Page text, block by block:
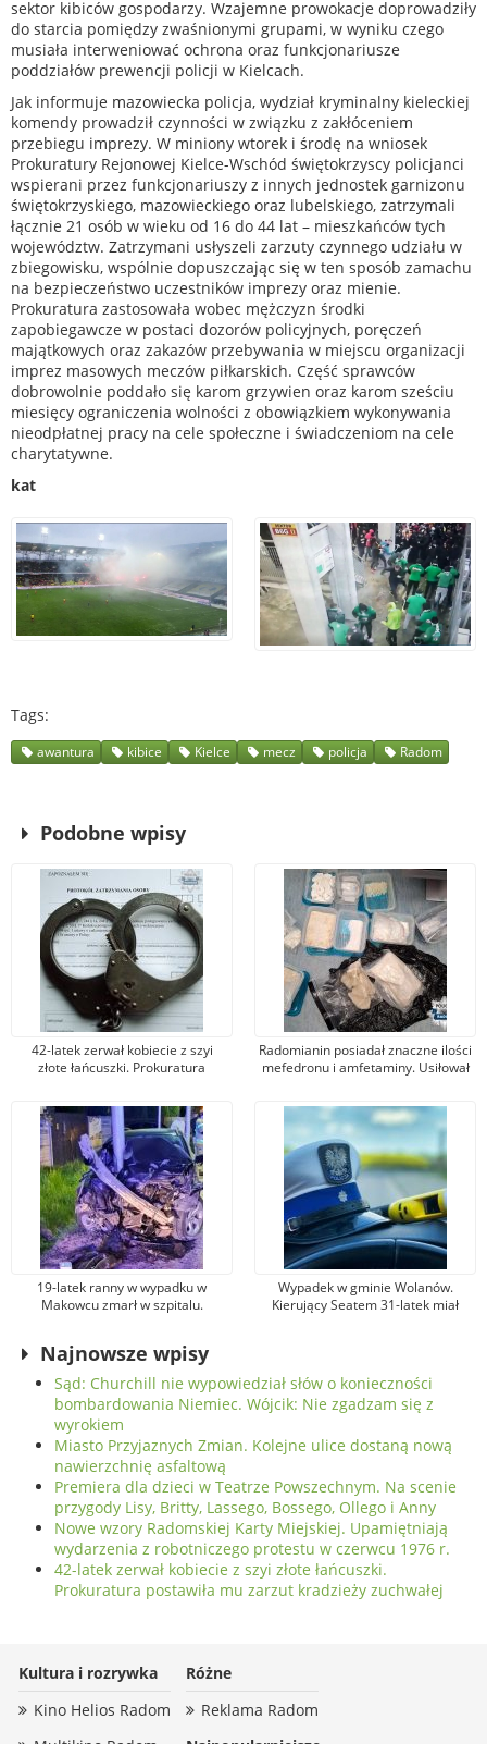
sektor kibiców gospodarzy. Wzajemne prowokacje doprowadziły
do starcia pomiędzy zwaśnionymi grupami, w wyniku czego
musiała interweniować ochrona oraz funkcjonariusze
poddziałów prewencji policji w Kielcach.
Jak informuje mazowiecka policja, wydział kryminalny kieleckiej
komendy prowadził czynności w związku z zakłóceniem
przebiegu imprezy. W miniony wtorek i środę na wniosek
Prokuratury Rejonowej Kielce-Wschód świętokrzyscy policjanci
wspierani przez funkcjonariuszy z innych jednostek garnizonu
świętokrzyskiego, mazowieckiego oraz lubelskiego, zatrzymali
łącznie 21 osób w wieku od 16 do 44 lat – mieszkańców tych
województw. Zatrzymani usłyszeli zarzuty czynnego udziału w
zbiegowisku, wspólnie dopuszczając się w ten sposób zamachu
na bezpieczeństwo uczestników imprezy oraz mienie.
Prokuratura zastosowała wobec mężczyzn środki
zapobiegawcze w postaci dozorów policyjnych, poręczeń
majątkowych oraz zakazów przebywania w miejscu organizacji
imprez masowych meczów piłkarskich. Część sprawców
dobrowolnie poddało się karom grzywien oraz karom sześciu
miesięcy ograniczenia wolności z obowiązkiem wykonywania
nieodpłatnej pracy na cele społeczne i świadczeniom na cele
charytatywne.
kat
Tags
awantura kibice Kielce mecz policja Radom
Podobne wpisy
42-latek zerwał kobiecie z szyi
złote łańcuszki. Prokuratura
zuchwałej
Radomianin posiadał znaczne ilości
mefedronu i amfetaminy. Usiłował
19-latek ranny w wypadku w
Makowcu zmarł w szpitalu.
Wypadek w gminie Wolanów.
Kierujący Seatem 31-latek miał
Najnowsze wpisy
Sąd: Churchill nie wypowiedział słów o konieczności
bombardowania Niemiec. Wójcik: Nie zgadzam się z
wyrokiem
Miasto Przyjaznych Zmian. Kolejne ulice dostaną nową
nawierzchnię asfaltową
Premiera dla dzieci w Teatrze Powszechnym. Na scenie
przygody Lisy, Britty, Lassego, Bossego, Ollego i Anny
Nowe wzory Radomskiej Karty Miejskiej. Upamiętniają
wydarzenia z robotniczego protestu w czerwcu 1976 r.
42-latek zerwał kobiecie z szyi złote łańcuszki.
Prokuratura postawiła mu zarzut kradzieży zuchwałej
Kultura i rozrywka
Kino Helios Radom
Różne
Reklama Radom